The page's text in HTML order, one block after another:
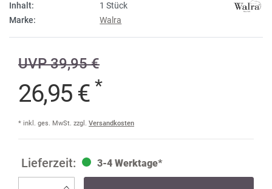
Inhalt:
1 Stück
Marke:
Walra
UVP 39,95 €
26,95 € *
* inkl. ges. MwSt. zzgl. Versandkosten
3-4 Werktage*